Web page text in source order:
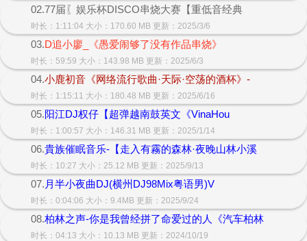
02.77届〖娱乐杯DISCO串烧大赛【重低音经典
时长：1:11:04 大小：170.60 MB 更新：2025/3/6
03.D追小廖_《愚爱闹够了没有作品串烧》
时长：59:59 大小：143.98 MB 更新：2025/6/3
04.小鹿初音《网络流行歌曲·天际·空荡的酒杯》-
时长：1:15:11 大小：180.48 MB 更新：2025/6/16
05.阳江DJ权仔【超弹越南鼓英文《VinaHou
时长：1:00:57 大小：146.31 MB 更新：2025/1/14
06.貴族催眠音乐-【走入有霧的森林·夜晚山林小溪
时长：10:27 大小：25.12 MB 更新：2025/9/13
07. 月半小夜曲DJ(横州DJ98Mix粤语男)V
时长：0:04:06 大小：9.4MB 更新：2025/9/24
08.柏林之声-你是我曾经拼了命爱过的人《汽车柏林
时长：04:13 大小：10.13 MB 更新：2024/10/19